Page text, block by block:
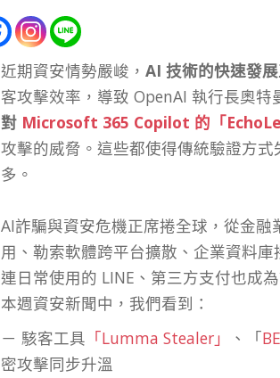
近期資安情勢嚴峻， AI 技術的快速發
客攻擊效率，導致 OpenAI 執行長奧
對 Microsoft 365 Copilot 的「
攻擊的威脅。這些都使得傳統驗證方
多。
AI詐騙與資安危機正席捲全球，從金
用、勒索軟體跨平台擴散、企業資料
連日常使用的 LINE、第三方支付也成
本週資安新聞中，我們看到：
－ 駭客工具 「Lumma Stealer」 、「
密攻擊同步升溫